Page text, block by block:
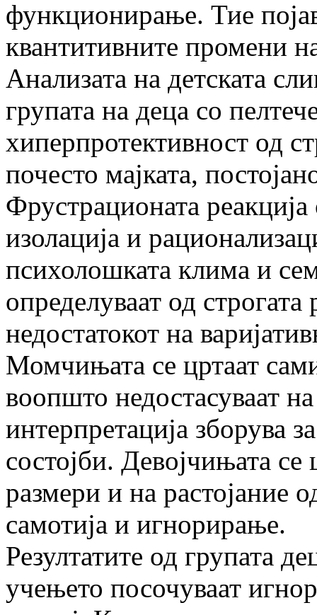
функционирање. Тие
квантитивните промени
Анализата на детската
групата на деца со
хиперпротективност од
почесто мајката,
Фрустрационата реакција
изолација и
психолошката клима и
определуваат од
недостатокот на
Момчињата се цртаат
воопшто недостасуваат
интерпретација зборува
состојби. Девојчињата
размери и на растојание
самотија и игнорирање.
Резултатите од групата
учењето посочуваат